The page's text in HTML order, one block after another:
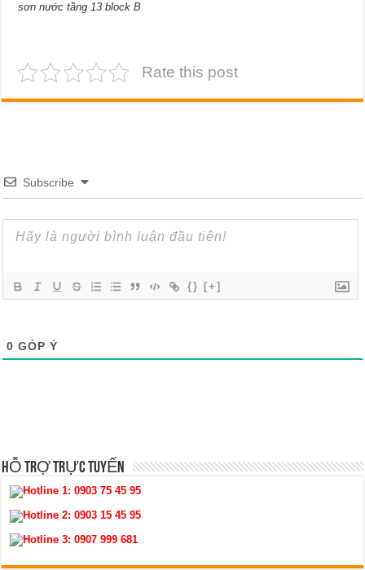
sơn nước tầng 13 block B
Rate this post
Subscribe
{} [+]
0 GÓP Ý
HỖ TRỢ TRỰC TUYẾN
Hotline 1:0903 75 45 95
Hotline 2:0903 15 45 95
Hotline 3:0907 999 681